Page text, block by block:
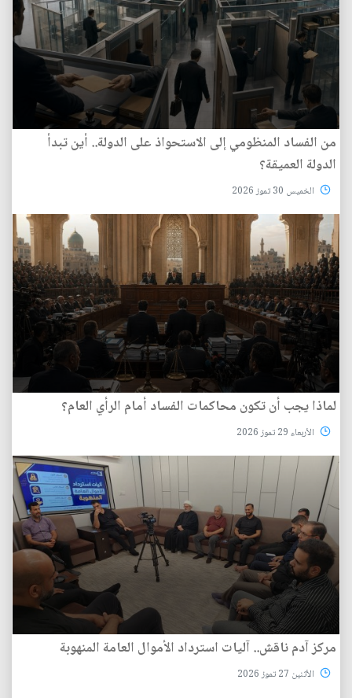
من الفساد المنظومي إلى الاستحواذ على الدولة.. أين تبدأ
الدولة العميقة؟
الخميس 30 تموز 2026
لماذا يجب أن تكون محاكمات الفساد أمام الرأي العام؟
الأربعاء 29 تموز 2026
مركز آدم ناقش.. آليات استرداد الأموال العامة المنهوبة
الأثنين 27 تموز 2026